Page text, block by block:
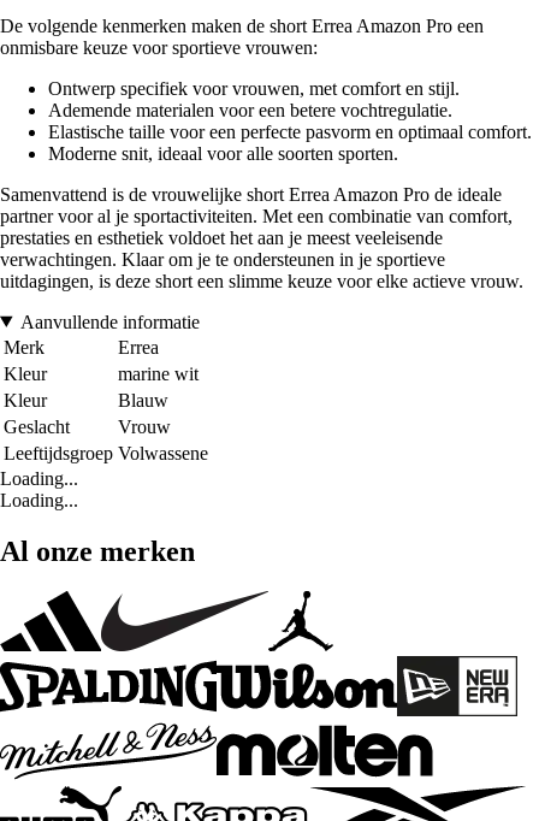
De volgende kenmerken maken de short Errea Amazon Pro een
onmisbare keuze voor sportieve vrouwen:
Ontwerp specifiek voor vrouwen, met comfort en stijl.
Ademende materialen voor een betere vochtregulatie.
Elastische taille voor een perfecte pasvorm en optimaal comfort.
Moderne snit, ideaal voor alle soorten sporten.
Samenvattend is de vrouwelijke short Errea Amazon Pro de ideale
partner voor al je sportactiviteiten. Met een combinatie van comfort,
prestaties en esthetiek voldoet het aan je meest veeleisende
verwachtingen. Klaar om je te ondersteunen in je sportieve
uitdagingen, is deze short een slimme keuze voor elke actieve vrouw.
Aanvullende informatie
Merk
Errea
Kleur
marine wit
Kleur
Blauw
Geslacht
Vrouw
Leeftijdsgroep Volwassene
Loading...
Loading...
Al onze merken